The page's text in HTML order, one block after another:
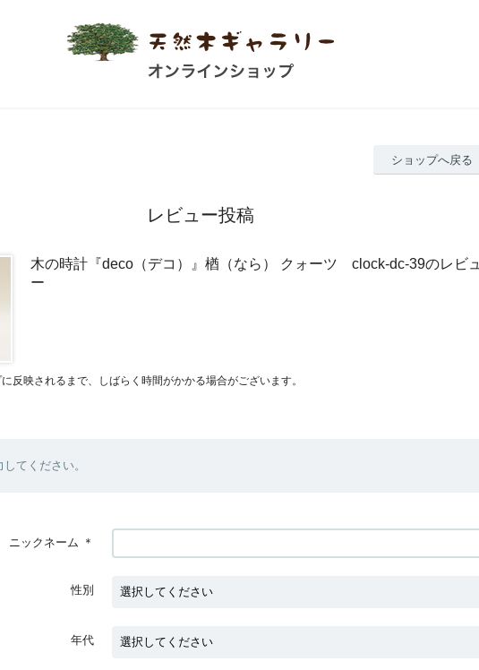
ショップへ戻る
レビュー投稿
木の時計『deco（デコ）』楢（なら） クォーツ clock-dc-39のレビュ
ー
反映されるまで、しばらく時間がかかる場合がございます。
てください。
ニックネーム ＊
性別
年代